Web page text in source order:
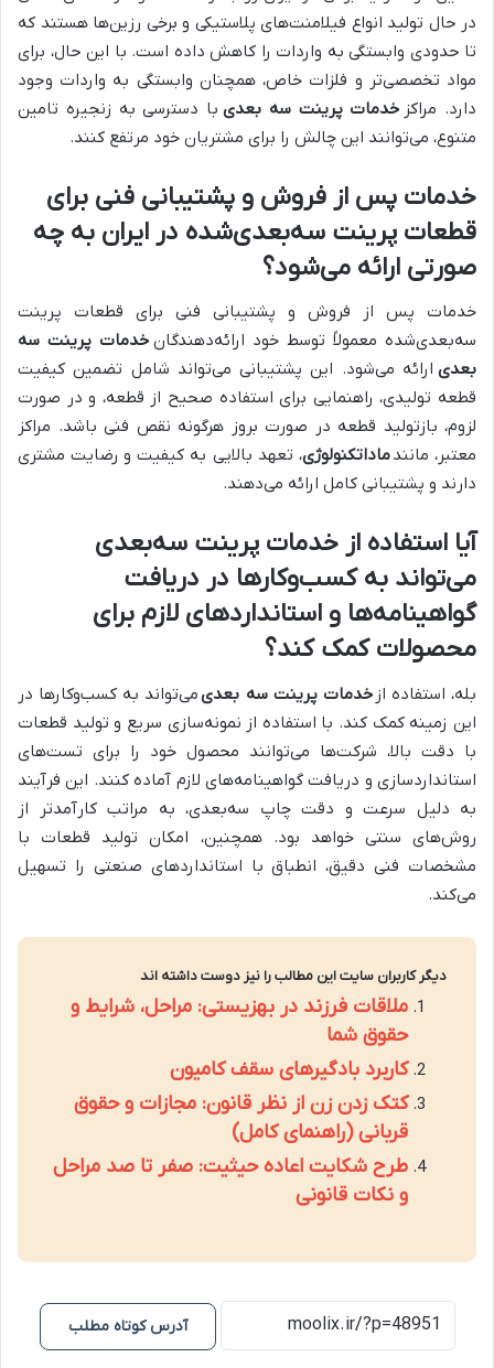
در حال تولید انواع فیلامنت‌های پلاستیکی و برخی رزین‌ها هستند که
تا حدودی وابستگی به واردات را کاهش داده است. با این حال، برای
مواد تخصصی‌تر و فلزات خاص، همچنان وابستگی به واردات وجود
دارد. مراکز خدمات پرینت سه بعدی با دسترسی به زنجیره تامین
متنوع، می‌توانند این چالش را برای مشتریان خود مرتفع کنند.
خدمات پس از فروش و پشتیبانی فنی برای
قطعات پرینت سه‌بعدی‌شده در ایران به چه
صورتی ارائه می‌شود؟
خدمات پس از فروش و پشتیبانی فنی برای قطعات پرینت
سه‌بعدی‌شده معمولاً توسط خود ارائه‌دهندگان خدمات پرینت سه
بعدی ارائه می‌شود. این پشتیبانی می‌تواند شامل تضمین کیفیت
قطعه تولیدی، راهنمایی برای استفاده صحیح از قطعه، و در صورت
لزوم، بازتولید قطعه در صورت بروز هرگونه نقص فنی باشد. مراکز
معتبر، مانندماداتکنولوژی، تعهد بالایی به کیفیت و رضایت مشتری
دارند و پشتیبانی کامل ارائه می‌دهند.
آیا استفاده از خدمات پرینت سه‌بعدی
می‌تواند به کسب‌وکارها در دریافت
گواهینامه‌ها و استانداردهای لازم برای
محصولات کمک کند؟
بله، استفاده از خدمات پرینت سه بعدیمی‌تواند به کسب‌وکارها در
این زمینه کمک کند. با استفاده از نمونه‌سازی سریع و تولید قطعات
با دقت بالا، شرکت‌ها می‌توانند محصول خود را برای تست‌های
استانداردسازی و دریافت گواهینامه‌های لازم آماده کنند. این فرآیند
به دلیل سرعت و دقت چاپ سه‌بعدی، به مراتب کارآمدتر از
روش‌های سنتی خواهد بود. همچنین، امکان تولید قطعات با
مشخصات فنی دقیق، انطباق با استانداردهای صنعتی را تسهیل
می‌کند.
دیگر کاربران سایت این مطالب را نیز دوست داشته اند
ملاقات فرزند در بهزیستی: مراحل، شرایط و
حقوق شما
کاربرد بادگیرهای سقف کامیون
کتک زدن زن از نظر قانون: مجازات و حقوق
قربانی (راهنمای کامل)
طرح شکایت اعاده حیثیت: صفر تا صد مراحل
و نکات قانونی
آدرس کوتاه مطلب